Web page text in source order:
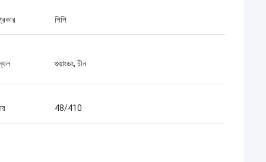
পিপি
গুয়াংডং, চীন
48/410